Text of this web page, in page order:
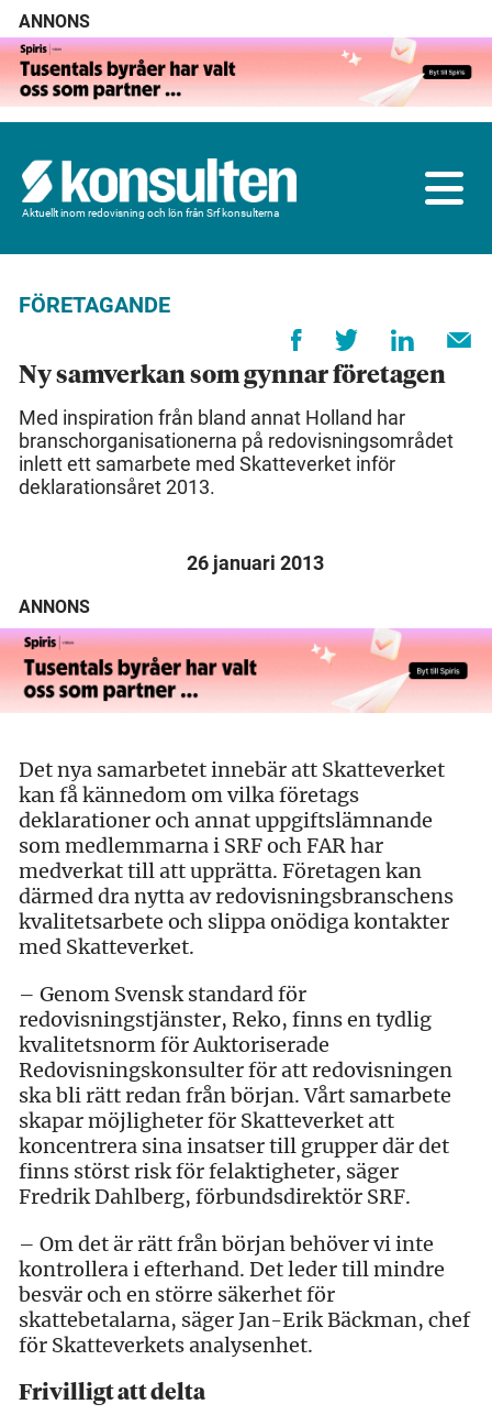
ANNONS
Aktuellt inom redovisning och lön från Srf konsulterna
FÖRETAGANDE
Ny samverkan som gynnar företagen
Med inspiration från bland annat Holland har
branschorganisationerna på redovisningsområdet
inlett ett samarbete med Skatteverket inför
deklarationsåret 2013.
26 januari 2013
ANNONS
Det nya samarbetet innebär att Skatteverket
kan få kännedom om vilka företags
deklarationer och annat uppgiftslämnande
som medlemmarna i SRF och FAR har
medverkat till att upprätta. Företagen kan
därmed dra nytta av redovisningsbranschens
kvalitetsarbete och slippa onödiga kontakter
med Skatteverket.
– Genom Svensk standard för
redovisningstjänster, Reko, finns en tydlig
kvalitetsnorm för Auktoriserade
Redovisningskonsulter för att redovisningen
ska bli rätt redan från början. Vårt samarbete
skapar möjligheter för Skatteverket att
koncentrera sina insatser till grupper där det
finns störst risk för felaktigheter, säger
Fredrik Dahlberg, förbundsdirektör SRF.
– Om det är rätt från början behöver vi inte
kontrollera i efterhand. Det leder till mindre
besvär och en större säkerhet för
skattebetalarna, säger Jan-Erik Bäckman, chef
för Skatteverkets analysenhet.
Frivilligt att delta